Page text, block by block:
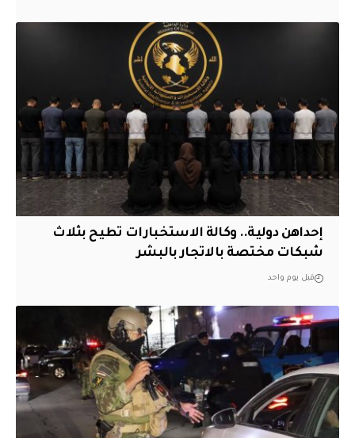
إحداهن دولية.. وكالة الاستخبارات تطيح بثلاث
شبكات مختصة بالاتجار بالبشر
قبل يوم واحد